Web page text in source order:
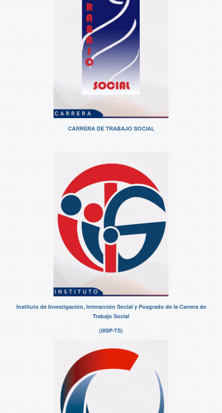
CARRERA DE TRABAJO SOCIAL
Instituto de Investigación, Interacción Social y Posgrado de la Carrera de
Trabajo Social
(IIISP-TS)